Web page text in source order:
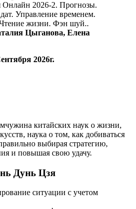
2026-2. Прогнозы.
Управление временем.
жизни. Фэн шуй..
Цыганова, Елена
2026г.
китайских наук о жизни,
наука о том, как добиваться
выбирая стратегию,
и повышая свою удачу.
Дунь Цзя
ситуации с учетом